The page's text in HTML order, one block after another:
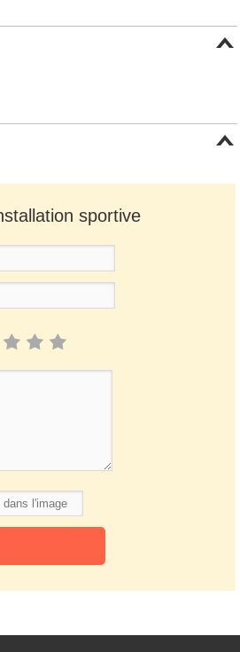
sportive